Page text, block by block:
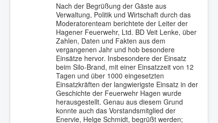
Nach der Begrüßung der Gäste aus
Verwaltung, Politik und Wirtschaft durch das
Moderatorenteam berichtete der Leiter der
Hagener Feuerwehr, Ltd. BD Veit Lenke, über
Zahlen, Daten und Fakten aus dem
vergangenen Jahr und hob besondere
Einsätze hervor. Insbesondere der Einsatz
beim Silo-Brand, mit einer Einsatzzeit von 12
Tagen und über 1000 eingesetzten
Einsatzkräften der langwierigste Einsatz in der
Geschichte der Feuerwehr Hagen wurde
herausgestellt. Genau aus diesem Grund
konnte auch das Vorstandsmitglied der
Enervie, Helge Schmidt, begrüßt werden;